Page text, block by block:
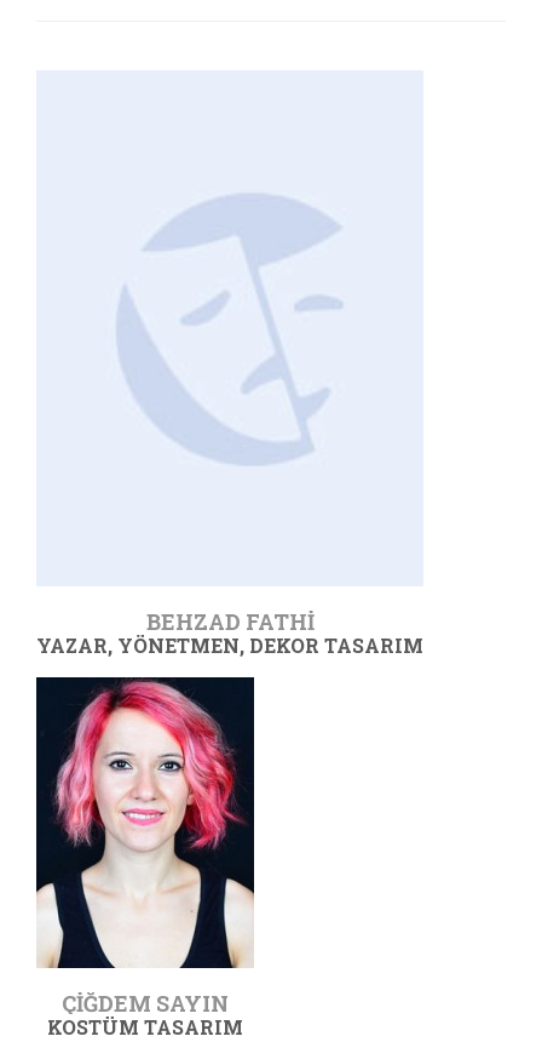
BEHZAD FATHI
YAZAR, YÖNETMEN, DEKOR TASARIM
ÇIĞDEM SAYIN
KOSTÜM TASARIM